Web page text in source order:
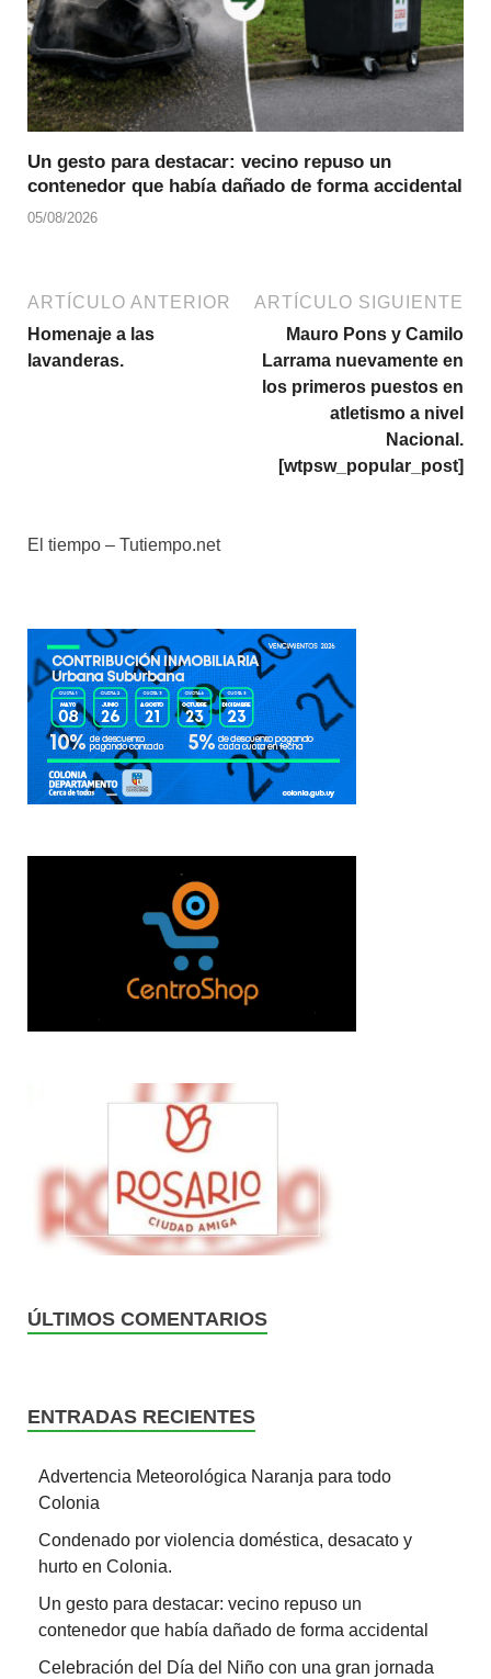
Un gesto para destacar: vecino repuso un
contenedor que había dañado de forma accidental
05/08/2026
ARTÍCULO ANTERIOR
Homenaje a las
lavanderas.
ARTÍCULO SIGUIENTE
Mauro Pons y Camilo
Larrama nuevamente en
los primeros puestos en
atletismo a nivel
Nacional.
[wtpsw_popular_post]
El tiempo – Tutiempo.net
ÚLTIMOS COMENTARIOS
ENTRADAS RECIENTES
Advertencia Meteorológica Naranja para todo
Colonia
Condenado por violencia doméstica, desacato y
hurto en Colonia.
Un gesto para destacar: vecino repuso un
contenedor que había dañado de forma accidental
Celebración del Día del Niño con una gran jornada